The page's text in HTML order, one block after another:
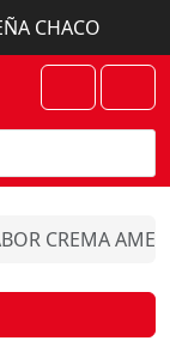
CHACO
Account
Cart
CREMA